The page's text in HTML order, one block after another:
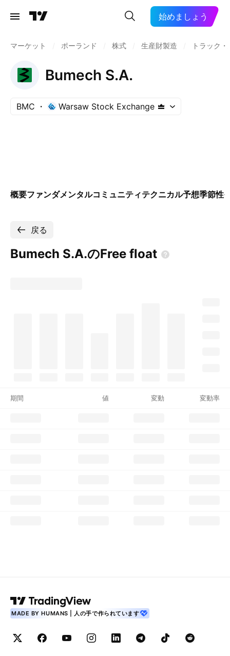
始めましょう
マーケット ポーランド 株式 生産財製造 トラック
Bumech S.A.
BMC Warsaw Stock Exchange
概要ファンダメンタルコミュニティテクニカル予想季節性
戻る
Bumech S.A.のFree float
期間 値 変動 変動率
MADE BY HUMANS | 人の手で作られています